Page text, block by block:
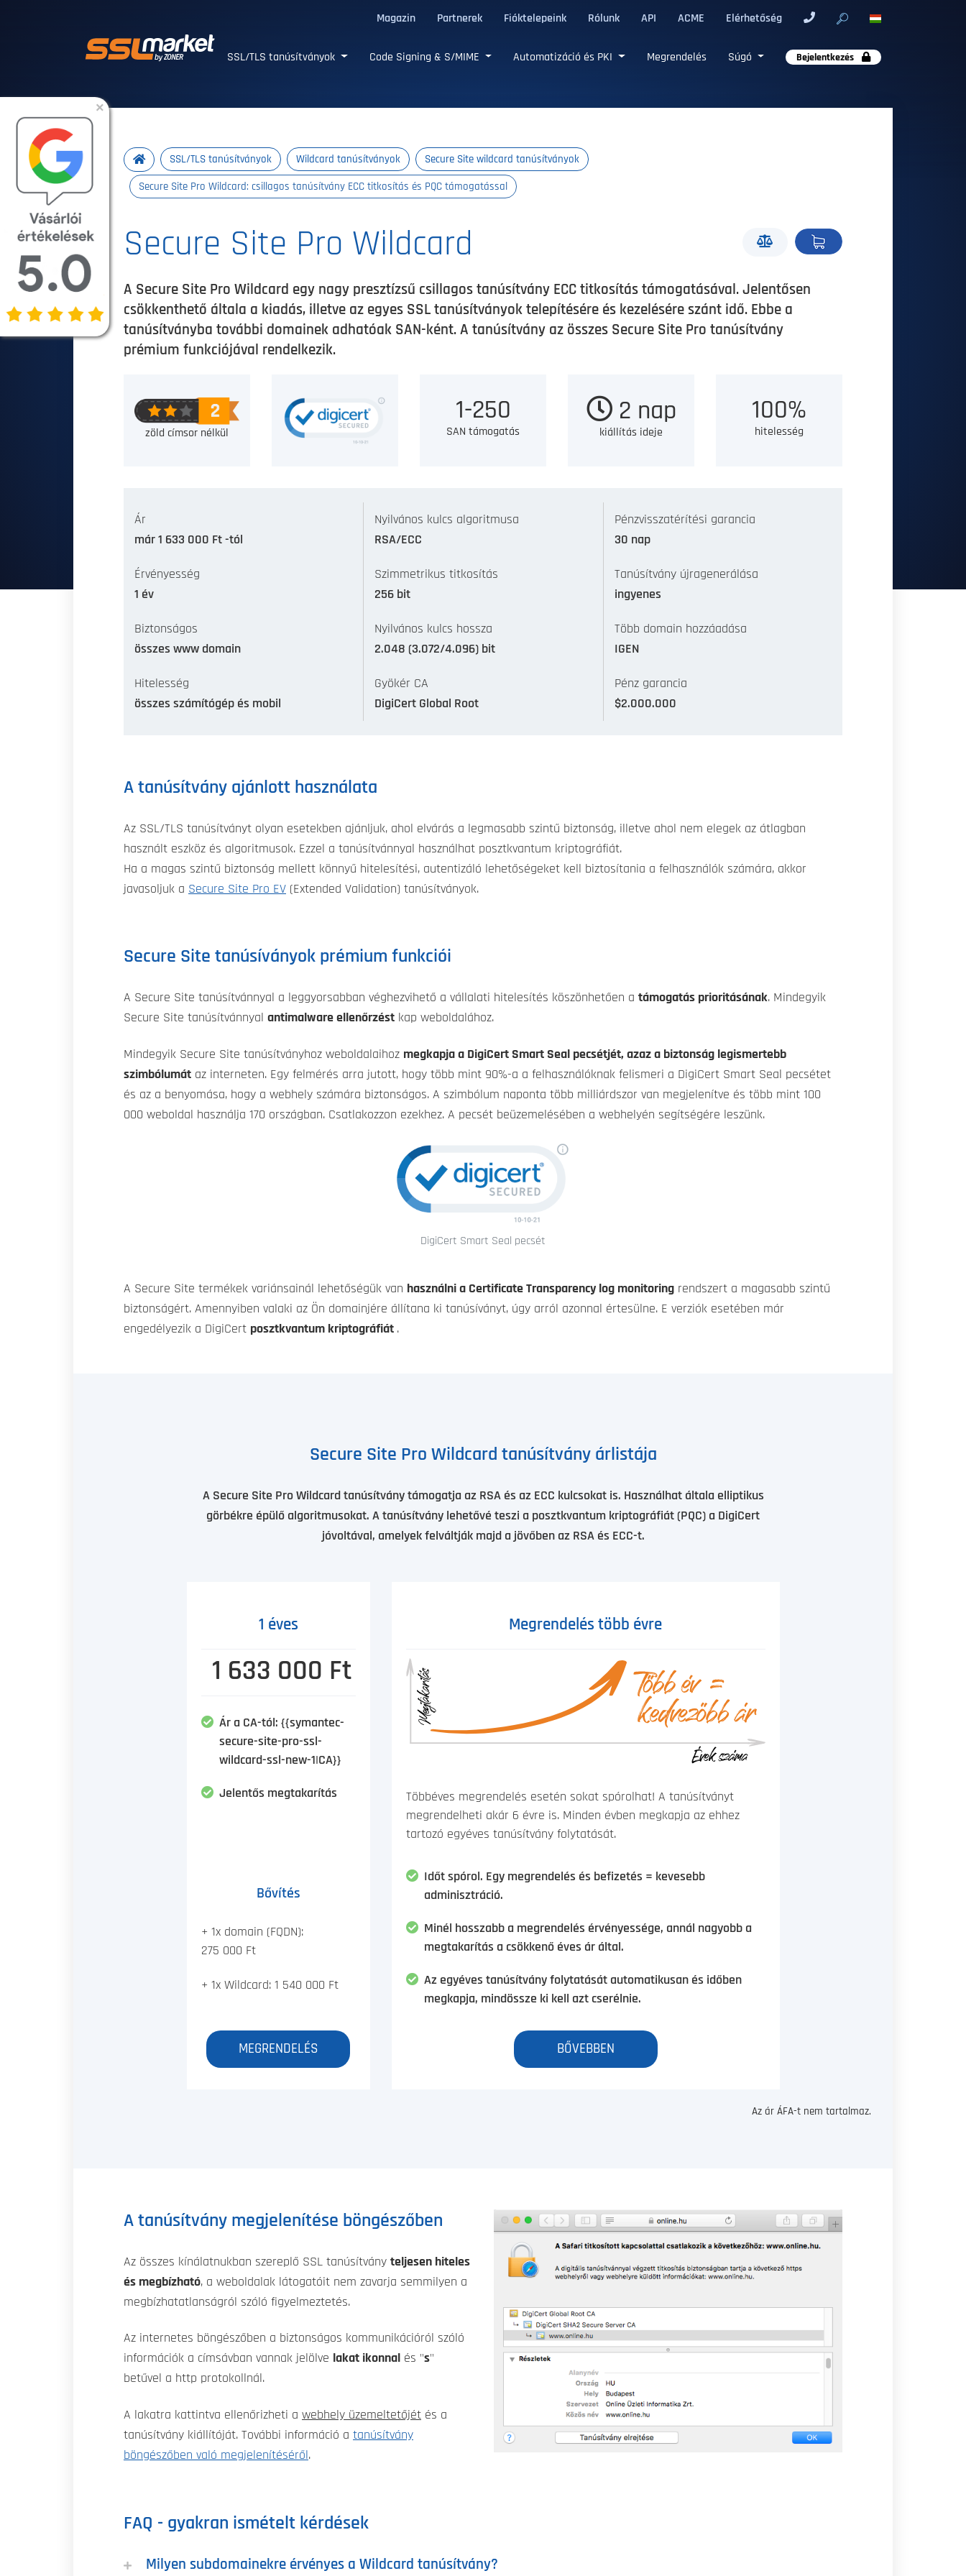
Magazin Partnerek Fióktelepeink Rólunk API ACME Elérhetőség
SSL/TLS tanúsítványok Code Signing & S/MIME Automatizáció és PKI Megrendelés Súgó Bejelentkezés
SSL/TLS tanúsítványok Wildcard tanúsítványok Secure Site wildcard tanúsítványok
Secure Site Pro Wildcard: csillagos tanúsítvány ECC titkosítás és PQC támogatással
Secure Site Pro Wildcard
A Secure Site Pro Wildcard egy nagy presztízsű csillagos tanúsítvány ECC titkosítás támogatásával. Jelentősen
csökkenthető általa a kiadás, illetve az egyes SSL tanúsítványok telepítésére és kezelésére szánt idő. Ebbe a
tanúsítványba további domainek adhatóak SAN-ként. A tanúsítvány az összes Secure Site Pro tanúsítvány
prémium funkciójával rendelkezik.
zöld címsor nélkül
1-250
SAN támogatás
2 nap
kiállítás ideje
100%
hitelesség
Ár
már 1 633 000 Ft -tól
Érvényesség
1 év
Biztonságos
összes www domain
Hitelesség
összes számítógép és mobil
Nyilvános kulcs algoritmusa
RSA/ECC
Szimmetrikus titkosítás
256 bit
Nyilvános kulcs hossza
2.048 (3.072/4.096) bit
Gyökér CA
DigiCert Global Root
Pénzvisszatérítési garancia
30 nap
Tanúsítvány újragenerálása
ingyenes
Több domain hozzáadása
IGEN
Pénz garancia
$2.000.000
A tanúsítvány ajánlott használata
Az SSL/TLS tanúsítványt olyan esetekben ajánljuk, ahol elvárás a legmasabb szintű biztonság, illetve ahol nem elegek az átlagban
használt eszköz és algoritmusok. Ezzel a tanúsítvánnyal használhat posztkvantum kriptográfiát.
Ha a magas szintű biztonság mellett könnyű hitelesítési, autentizáló lehetőségeket kell biztosítania a felhasználók számára, akkor
javasoljuk a Secure Site Pro EV (Extended Validation) tanúsítványok.
Secure Site tanúsíványok prémium funkciói
A Secure Site tanúsítvánnyal a leggyorsabban véghezvihető a vállalati hitelesítés köszönhetően a támogatás prioritásának. Mindegyik
Secure Site tanúsítvánnyal antimalware ellenőrzést kap weboldalához.
Mindegyik Secure Site tanúsítványhoz weboldalaihoz megkapja a DigiCert Smart Seal pecsétjét, azaz a biztonság legismertebb
szimbólumát az interneten. Egy felmérés arra jutott, hogy több mint 90%-a a felhasználóknak felismeri a DigiCert Smart Seal pecsétet
és az a benyomása, hogy a webhely számára biztonságos. A szimbólum naponta több milliárdszor van megjelenítve és több mint 100
000 weboldal használja 170 országban. Csatlakozzon ezekhez. A pecsét beüzemelésében a webhelyén segítségére leszünk.
DigiCert Smart Seal pecsét
A Secure Site termékek variánsainál lehetőségük van használni a Certificate Transparency log monitoring rendszert a magasabb szintű
biztonságért. Amennyiben valaki az Ön domainjére állítana ki tanúsíványt, úgy arról azonnal értesülne. E verziók esetében már
engedélyezik a DigiCert posztkvantum kriptográfiát .
Secure Site Pro Wildcard tanúsítvány árlistája
A Secure Site Pro Wildcard tanúsítvány támogatja az RSA és az ECC kulcsokat is. Használhat általa elliptikus
görbékre épülő algoritmusokat. A tanúsítvány lehetővé teszi a posztkvantum kriptográfiát (PQC) a DigiCert
jóvoltával, amelyek felváltják majd a jövőben az RSA és ECC-t.
1 éves
1 633 000 Ft
Ár a CA-tól: {{symantec-
secure-site-pro-ssl-
wildcard-ssl-new-1|CA}}
Jelentős megtakarítás
Bővítés
+ 1x domain (FQDN):
275 000 Ft
+ 1x Wildcard: 1 540 000 Ft
MEGRENDELÉS
Megrendelés több évre
Többéves megrendelés esetén sokat spórolhat! A tanúsítványt
megrendelheti akár 6 évre is. Minden évben megkapja az ehhez
tartozó egyéves tanúsítvány folytatását.
Időt spórol. Egy megrendelés és befizetés = kevesebb
adminisztráció.
Minél hosszabb a megrendelés érvényessége, annál nagyobb a
megtakarítás a csökkenő éves ár által.
Az egyéves tanúsítvány folytatását automatikusan és időben
megkapja, mindössze ki kell azt cserélnie.
BŐVEBBEN
Az ár ÁFA-t nem tartalmaz.
A tanúsítvány megjelenítése böngészőben
Az összes kínálatnukban szereplő SSL tanúsítvány teljesen hiteles
és megbízható, a weboldalak látogatóit nem zavarja semmilyen a
megbízhatatlanságról szóló figyelmeztetés.
Az internetes böngészőben a biztonságos kommunikációról szóló
információk a címsávban vannak jelölve lakat ikonnal és "s"
betűvel a http protokollnál.
A lakatra kattintva ellenőrizheti a webhely üzemeltetőjét és a
tanúsítvány kiállítóját. További információ a tanúsítvány
böngészőben való megjelenítéséről .
FAQ - gyakran ismételt kérdések
Milyen subdomainekre érvényes a Wildcard tanúsítvány?
×